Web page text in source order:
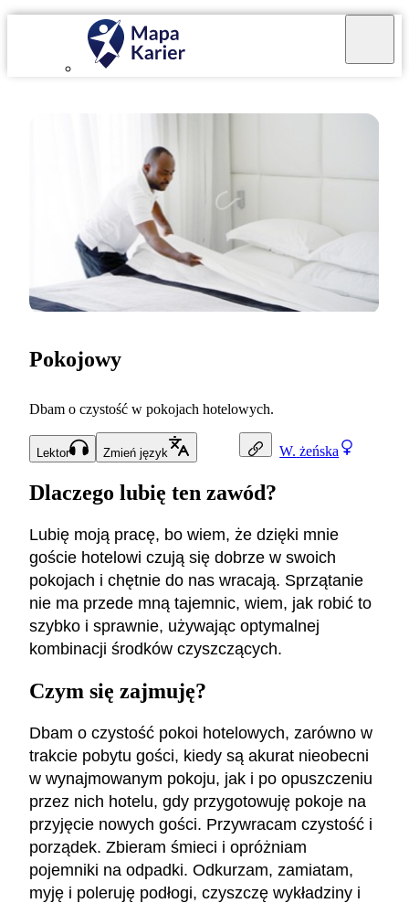
W. żeńska
Pokojowy
Dbam o czystość w pokojach hotelowych.
Lektor Zmień język
Dlaczego lubię ten zawód?
Lubię moją pracę, bo wiem, że dzięki mnie
goście hotelowi czują się dobrze w swoich
pokojach i chętnie do nas wracają. Sprzątanie
nie ma przede mną tajemnic, wiem, jak robić to
szybko i sprawnie, używając optymalnej
kombinacji środków czyszczących.
Czym się zajmuję?
Dbam o czystość pokoi hotelowych, zarówno w
trakcie pobytu gości, kiedy są akurat nieobecni
w wynajmowanym pokoju, jak i po opuszczeniu
przez nich hotelu, gdy przygotowuję pokoje na
przyjęcie nowych gości. Przywracam czystość i
porządek. Zbieram śmieci i opróżniam
pojemniki na odpadki. Odkurzam, zamiatam,
myję i poleruję podłogi, czyszczę wykładziny i